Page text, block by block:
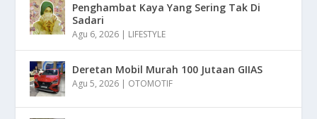
Penghambat Kaya Yang Sering Tak Di
Sadari
Agu 6, 2026 | LIFESTYLE
Deretan Mobil Murah 100 Jutaan GIIAS
Agu 5, 2026 | OTOMOTIF